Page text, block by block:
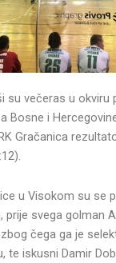
su večeras u okviru
Bosne i
Gračanica
u Visokom su se
prije svega golman
čega ga je
te iskusni Damir